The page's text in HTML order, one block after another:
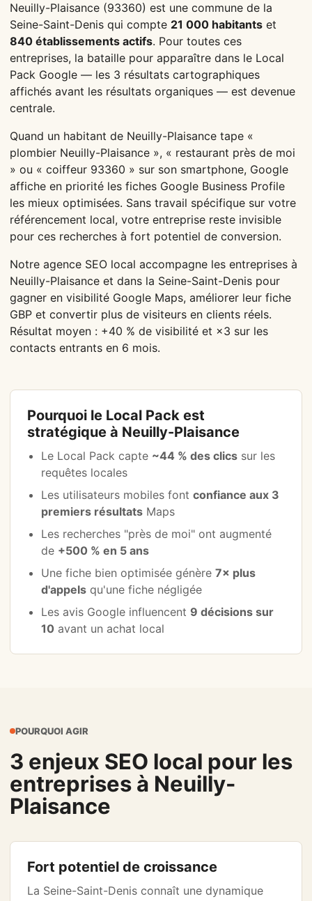
Neuilly-Plaisance (93360) est une commune de la
Seine-Saint-Denis qui compte 21 000 habitants et
840 établissements actifs. Pour toutes ces
entreprises, la bataille pour apparaître dans le Local
Pack Google — les 3 résultats cartographiques
affichés avant les résultats organiques — est devenue
centrale.
Quand un habitant de Neuilly-Plaisance tape «
plombier Neuilly-Plaisance », « restaurant près de moi
» ou « coiffeur 93360 » sur son smartphone, Google
affiche en priorité les fiches Google Business Profile
les mieux optimisées. Sans travail spécifique sur votre
référencement local, votre entreprise reste invisible
pour ces recherches à fort potentiel de conversion.
Notre agence SEO local accompagne les entreprises à
Neuilly-Plaisance et dans la Seine-Saint-Denis pour
gagner en visibilité Google Maps, améliorer leur fiche
GBP et convertir plus de visiteurs en clients réels.
Résultat moyen : +40 % de visibilité et ×3 sur les
contacts entrants en 6 mois.
Pourquoi le Local Pack est
stratégique à Neuilly-Plaisance
Le Local Pack capte ~44 % des clics sur les
requêtes locales
Les utilisateurs mobiles font confiance aux 3
premiers résultats Maps
Les recherches "près de moi" ont augmenté
de +500 % en 5 ans
Une fiche bien optimisée génère 7× plus
d'appels qu'une fiche négligée
Les avis Google influencent 9 décisions sur
10 avant un achat local
POURQUOI AGIR
3 enjeux SEO local pour les
entreprises à Neuilly-
Plaisance
Fort potentiel de croissance
La Seine-Saint-Denis connaît une dynamique